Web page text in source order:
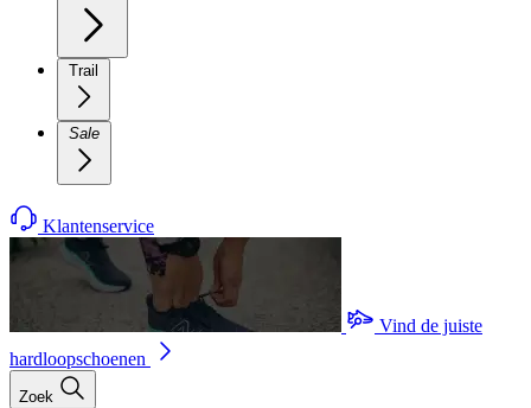
Trail
Sale
Klantenservice
Vind de juiste
hardloopschoenen
Zoek